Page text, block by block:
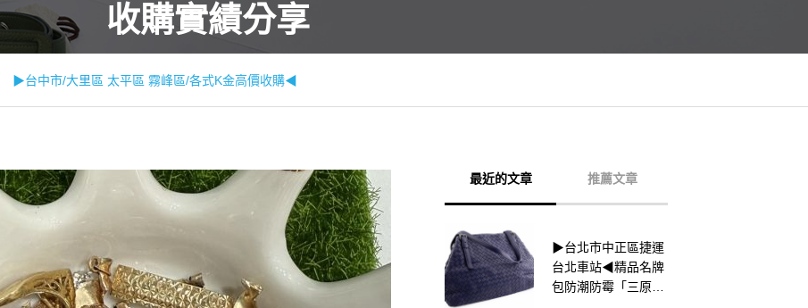
收購實績分享
▶台中市/大里區 太平區 霧峰區/各式K金高價收購◀
最近的文章 推薦文章
▶台北市中正區捷運
台北車站◀精品名牌
包防潮防霉「三原
▶新北市永和區 捷運
頂溪站◀Bottega
Veneta編織放大了